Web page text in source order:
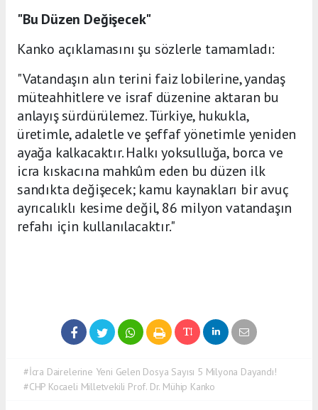
"Bu Düzen Değişecek"
Kanko açıklamasını şu sözlerle tamamladı:
"Vatandaşın alın terini faiz lobilerine, yandaş
müteahhitlere ve israf düzenine aktaran bu
anlayış sürdürülemez. Türkiye, hukukla,
üretimle, adaletle ve şeffaf yönetimle yeniden
ayağa kalkacaktır. Halkı yoksulluğa, borca ve
icra kıskacına mahkûm eden bu düzen ilk
sandıkta değişecek; kamu kaynakları bir avuç
ayrıcalıklı kesime değil, 86 milyon vatandaşın
refahı için kullanılacaktır."
#İcra Dairelerine Yeni Gelen Dosya Sayısı 5 Milyona Dayandı!
#CHP Kocaeli Milletvekili Prof. Dr. Mühip Kanko